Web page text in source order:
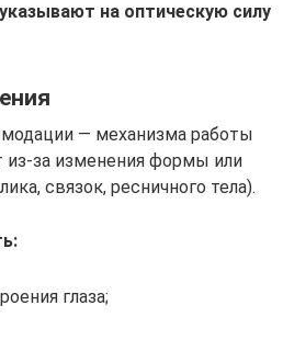
на оптическую силу
— механизма работы
из-за изменения формы или
связок, ресничного тела).
глаза;